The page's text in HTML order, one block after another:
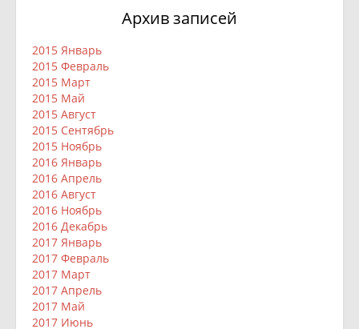
Архив записей
2015 Январь
2015 Февраль
2015 Март
2015 Май
2015 Август
2015 Сентябрь
2015 Ноябрь
2016 Январь
2016 Апрель
2016 Август
2016 Ноябрь
2016 Декабрь
2017 Январь
2017 Февраль
2017 Март
2017 Апрель
2017 Май
2017 Июнь